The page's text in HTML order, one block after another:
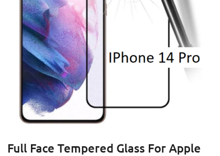
Full Face Tempered Glass For Apple